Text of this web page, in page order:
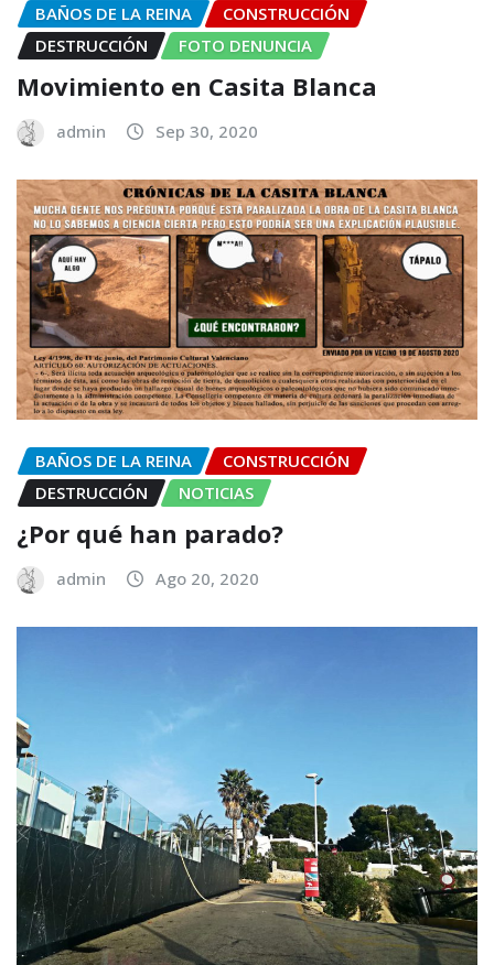
BAÑOS DE LA REINA
CONSTRUCCIÓN
DESTRUCCIÓN
FOTO DENUNCIA
Movimiento en Casita Blanca
admin Sep 30, 2020
BAÑOS DE LA REINA
CONSTRUCCIÓN
DESTRUCCIÓN
NOTICIAS
¿Por qué han parado?
admin Ago 20, 2020